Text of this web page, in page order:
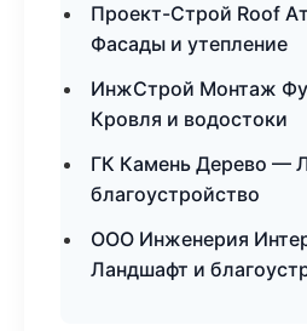
Проект-Строй Roof
Фасады и утепление
ИнжСтрой Монтаж
Кровля и водостоки
ГК Камень Дерево —
благоустройство
ООО Инженерия
Ландшафт и